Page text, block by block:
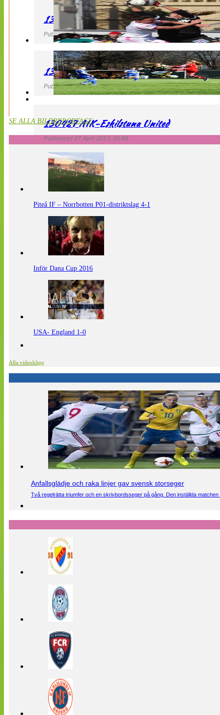
130427 IF Limhamn Bunkeflo – QBIK
Publicerad 27 April 2013, 21:10
130427 LdB FC Malmö – Mallbackens IF
Publicerad 27 April 2013, 20:54
130427 AIK-Eskilstuna United
Publicerad 27 April 2013, 20:48
SE ALLA BILDREPORTAGE
Piteå IF – Norrbotten P01-distriktslag 4-1
Inför Dana Cup 2016
USA- England 1-0
Alla videoklipp
Anfallsglädje och raka linjer gav svensk storseger
Två regelrätta triumfer och en skrivbordsseger på gång. Den inställda